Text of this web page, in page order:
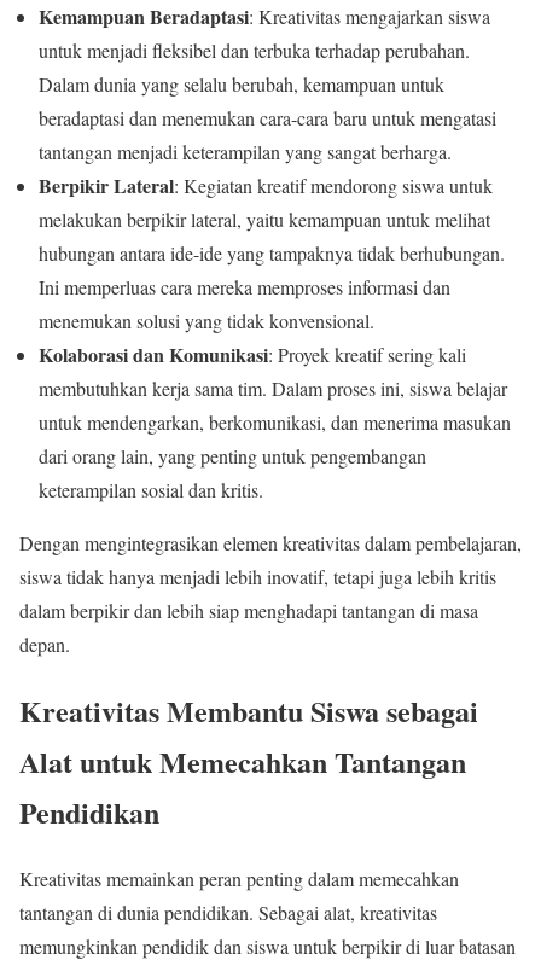
Kemampuan Beradaptasi: Kreativitas mengajarkan siswa
untuk menjadi fleksibel dan terbuka terhadap perubahan.
Dalam dunia yang selalu berubah, kemampuan untuk
beradaptasi dan menemukan cara-cara baru untuk mengatasi
tantangan menjadi keterampilan yang sangat berharga.
Berpikir Lateral: Kegiatan kreatif mendorong siswa untuk
melakukan berpikir lateral, yaitu kemampuan untuk melihat
hubungan antara ide-ide yang tampaknya tidak berhubungan.
Ini memperluas cara mereka memproses informasi dan
menemukan solusi yang tidak konvensional.
Kolaborasi dan Komunikasi: Proyek kreatif sering kali
membutuhkan kerja sama tim. Dalam proses ini, siswa belajar
untuk mendengarkan, berkomunikasi, dan menerima masukan
dari orang lain, yang penting untuk pengembangan
keterampilan sosial dan kritis.
Dengan mengintegrasikan elemen kreativitas dalam pembelajaran,
siswa tidak hanya menjadi lebih inovatif, tetapi juga lebih kritis
dalam berpikir dan lebih siap menghadapi tantangan di masa
depan.
Kreativitas Membantu Siswa sebagai
Alat untuk Memecahkan Tantangan
Pendidikan
Kreativitas memainkan peran penting dalam memecahkan
tantangan di dunia pendidikan. Sebagai alat, kreativitas
memungkinkan pendidik dan siswa untuk berpikir di luar batasan